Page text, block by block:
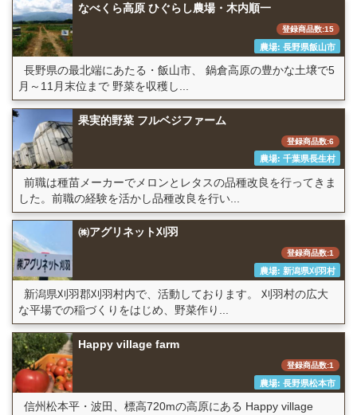
なべくら高原 ひぐらし農場・木内順一
登録商品数:15
農場: 長野県飯山市
長野県の最北端にあたる・飯山市、 鍋倉高原の豊かな土壌で5
月～11月末位まで 野菜を収穫し...
果実的野菜 フルベジファーム
登録商品数:6
農場: 千葉県長生村
前職は種苗メーカーでメロンとレタスの品種改良を行ってきま
した。前職の経験を活かし品種改良を行い...
㈱アグリネット刈羽
登録商品数:1
農場: 新潟県刈羽村
新潟県刈羽郡刈羽村内で、活動しております。 刈羽村の広大
な平場での稲づくりをはじめ、野菜作り...
Happy village farm
登録商品数:1
農場: 長野県松本市
信州松本平・波田、標高720mの高原にある Happy village